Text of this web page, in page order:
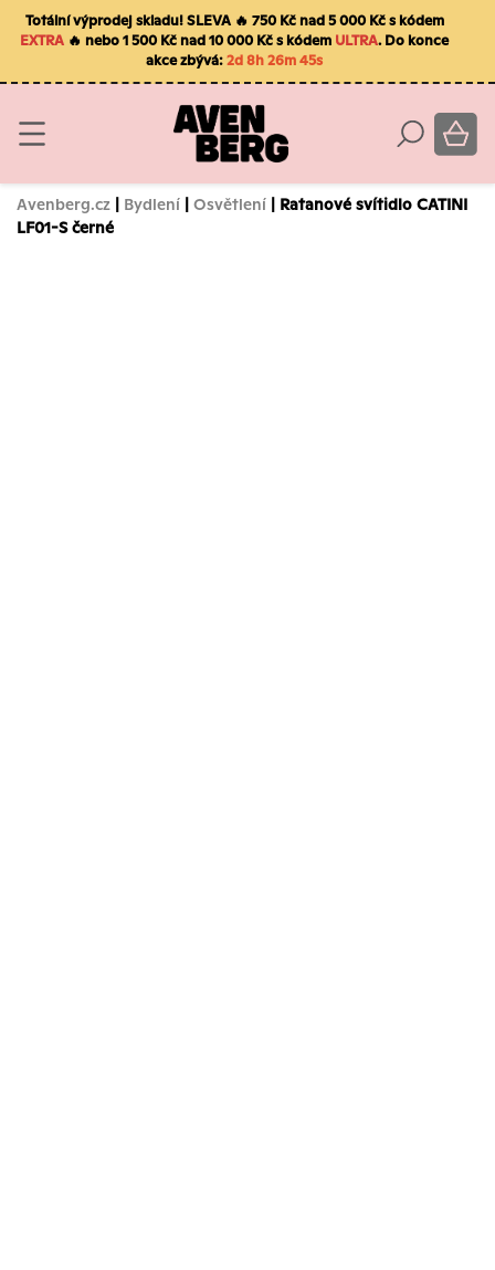
Totální výprodej skladu! SLEVA 🔥 750 Kč nad 5 000 Kč s kódem
EXTRA 🔥 nebo 1 500 Kč nad 10 000 Kč s kódem ULTRA. Do konce
akce zbývá:2d 8h 26m 44s
Avenberg.cz | Bydlení | Osvětlení | Ratanové svítidlo CATINI
LF01-S černé